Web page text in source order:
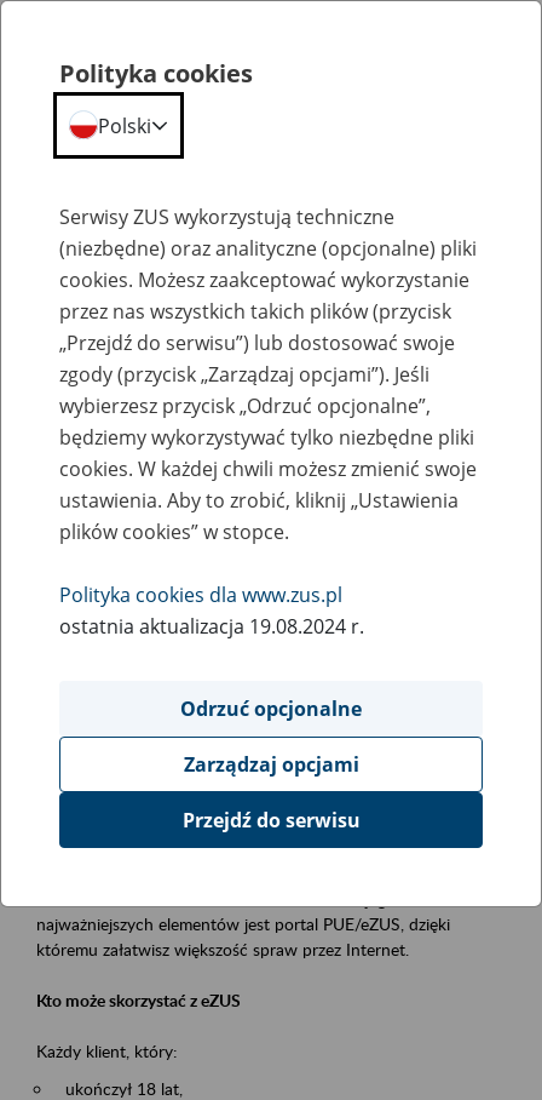
Szkolenia
Zaproś ZUS do siebie - zakładanie profili
eZUS w siedzibie Twojej firmy
Rodzaj wydarzenia
Szkolenia
Obszar merytoryczny
obsługa klientów
Opis wydarzenia
Platforma Usług Elektronicznych ZUS eZUS
najważniejszych elementów jest portal PUE/eZUS, dzięki
któremu załatwisz większość spraw przez Internet.
Kto może skorzystać z eZUS
Każdy klient, który:
ukończył 18 lat,
Polityka cookies
Polski
Serwisy ZUS wykorzystują techniczne
(niezbędne) oraz analityczne (opcjonalne) pliki
cookies. Możesz zaakceptować wykorzystanie
przez nas wszystkich takich plików (przycisk
„Przejdź do serwisu”) lub dostosować swoje
zgody (przycisk „Zarządzaj opcjami”). Jeśli
wybierzesz przycisk „Odrzuć opcjonalne”,
będziemy wykorzystywać tylko niezbędne pliki
cookies. W każdej chwili możesz zmienić swoje
ustawienia. Aby to zrobić, kliknij „Ustawienia
plików cookies” w stopce.
Polityka cookies dla www.zus.pl
ostatnia aktualizacja 19.08.2024 r.
Odrzuć opcjonalne
Zarządzaj opcjami
Przejdź do serwisu